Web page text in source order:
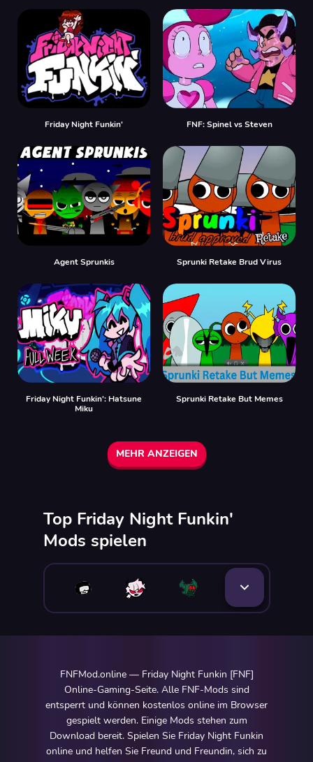
Friday Night Funkin' FNF: Spinel vs Steven
Agent Sprunkis Sprunki Retake Brud Virus
Friday Night Funkin': Hatsune
Miku
Sprunki Retake But Memes
MEHR ANZEIGEN
Top Friday Night Funkin'
Mods spielen
FNFMod.online — Friday Night Funkin [FNF]
Online-Gaming-Seite. Alle FNF-Mods sind
entsperrt und können kostenlos online im Browser
gespielt werden. Einige Mods stehen zum
Download bereit. Spielen Sie Friday Night Funkin
online und helfen Sie Freund und Freundin, sich zu